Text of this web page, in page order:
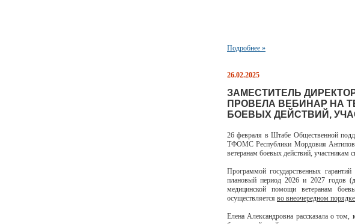
Подробнее »
26.02.2025
ЗАМЕСТИТЕЛЬ
ПРОВЕЛА ВЕБИНАР НА
БОЕВЫХ ДЕЙСТВИЙ,
26 февраля в Штабе Общественной
ТФОМС Республики Мордовия
ветеранам боевых действий, участникам
Программой государственных
плановый период 2026 и 2027 годов
медицинской помощи ветеранам
осуществляется во внеочередном порядке
Елена Александровна рассказала о